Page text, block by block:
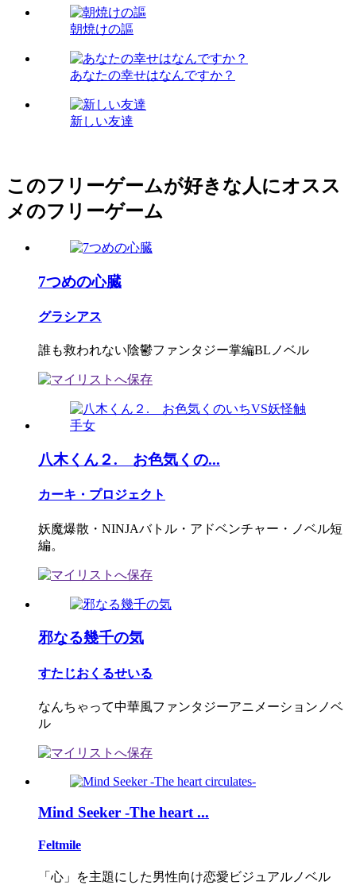
朝焼けの謳
あなたの幸せはなんですか？
新しい友達
このフリーゲームが好きな人にオスス
メのフリーゲーム
7つめの心臓
グラシアス
誰も救われない陰鬱ファンタジー掌編BLノベル
八木くん２. お色気くの...
カーキ・プロジェクト
妖魔爆散・NINJAバトル・アドベンチャー・ノベル短
編。
邪なる幾千の気
すたじおくるせいる
なんちゃって中華風ファンタジーアニメーションノベ
ル
Mind Seeker -The heart ...
Feltmile
「心」を主題にした男性向け恋愛ビジュアルノベル